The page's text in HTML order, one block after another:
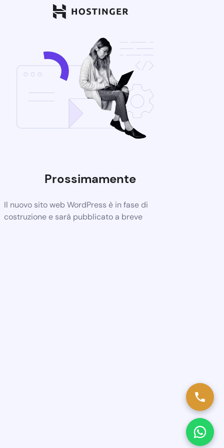
Prossimamente
Il nuovo sito web WordPress è in fase di
costruzione e sarà pubblicato a breve